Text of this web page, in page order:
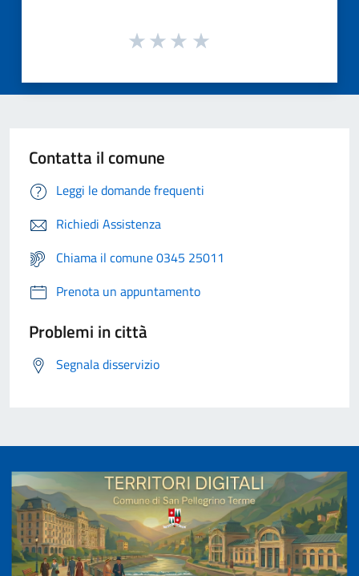
Contatta il comune
Leggi le domande frequenti
Richiedi Assistenza
Chiama il comune 0345 25011
Prenota un appuntamento
Problemi in città
Segnala disservizio